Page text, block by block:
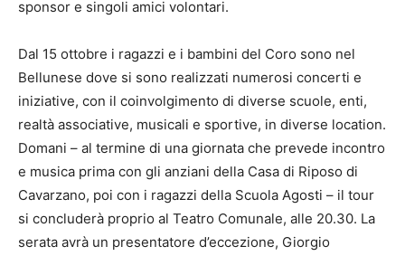
sponsor e singoli amici volontari.
Dal 15 ottobre i ragazzi e i bambini del Coro sono nel
Bellunese dove si sono realizzati numerosi concerti e
iniziative, con il coinvolgimento di diverse scuole, enti,
realtà associative, musicali e sportive, in diverse location.
Domani – al termine di una giornata che prevede incontro
e musica prima con gli anziani della Casa di Riposo di
Cavarzano, poi con i ragazzi della Scuola Agosti – il tour
si concluderà proprio al Teatro Comunale, alle 20.30. La
serata avrà un presentatore d’eccezione, Giorgio